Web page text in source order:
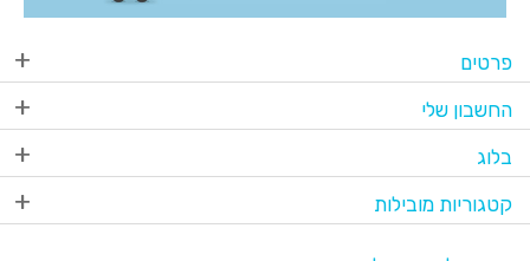
פרטים
החשבון שלי
בלוג
קטגוריות מובילות